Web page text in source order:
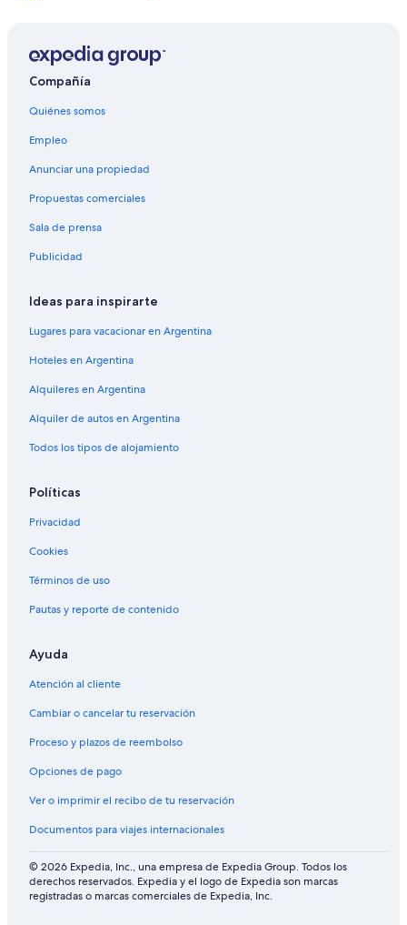
Compañía
Quiénes somos
Empleo
Anunciar una propiedad
Propuestas comerciales
Sala de prensa
Publicidad
Ideas para inspirarte
Lugares para vacacionar en Argentina
Hoteles en Argentina
Alquileres en Argentina
Alquiler de autos en Argentina
Todos los tipos de alojamiento
Políticas
Privacidad
Cookies
Términos de uso
Pautas y reporte de contenido
Ayuda
Atención al cliente
Cambiar o cancelar tu reservación
Proceso y plazos de reembolso
Opciones de pago
Ver o imprimir el recibo de tu reservación
Documentos para viajes internacionales
© 2026 Expedia, Inc., una empresa de Expedia Group. Todos los
derechos reservados. Expedia y el logo de Expedia son marcas
registradas o marcas comerciales de Expedia, Inc.